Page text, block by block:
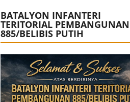
BATALYON INFANTERI
TERITORIAL PEMBANGUNAN
885/BELIBIS PUTIH